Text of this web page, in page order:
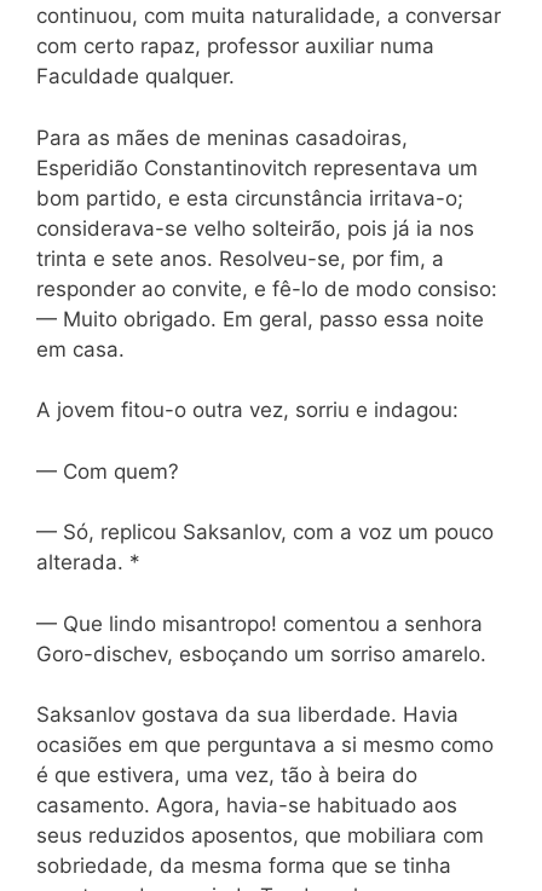
continuou, com muita naturalidade, a conversar
com certo rapaz, professor auxiliar numa
Faculdade qualquer.
Para as mães de meninas casadoiras,
Esperidião Constantinovitch representava um
bom partido, e esta circunstância irritava-o;
considerava-se velho solteirão, pois já ia nos
trinta e sete anos. Resolveu-se, por fim, a
responder ao convite, e fê-lo de modo consiso:
— Muito obrigado. Em geral, passo essa noite
em casa.
A jovem fitou-o outra vez, sorriu e indagou:
— Com quem?
— Só, replicou Saksanlov, com a voz um pouco
alterada. *
— Que lindo misantropo! comentou a senhora
Goro-dischev, esboçando um sorriso amarelo.
Saksanlov gostava da sua liberdade. Havia
ocasiões em que perguntava a si mesmo como
é que estivera, uma vez, tão à beira do
casamento. Agora, havia-se habituado aos
seus reduzidos aposentos, que mobiliara com
sobriedade, da mesma forma que se tinha